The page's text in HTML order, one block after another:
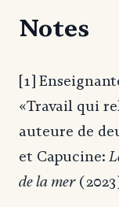
Notes
[1]
«Travail qui
auteure de
et Capucine:
de la mer